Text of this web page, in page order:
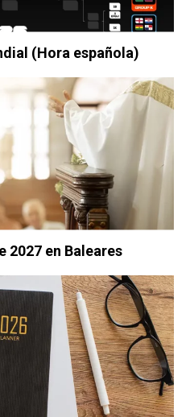
(Hora española)
2027 en Baleares